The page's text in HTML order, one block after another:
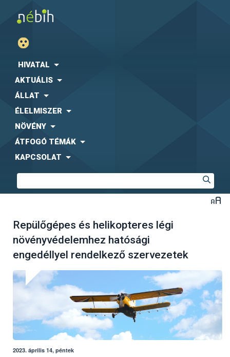
HIVATAL
AKTUÁLIS
ÁLLAT
ÉLELMISZER
NÖVÉNY
ÁTFOGÓ TÉMÁK
KAPCSOLAT
Repülőgépes és helikopteres légi
növényvédelemhez hatósági
engedéllyel rendelkező szervezetek
2023. április 14, péntek